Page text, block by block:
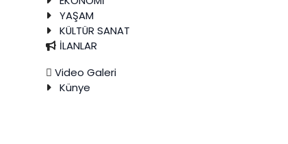
YAŞAM
KÜLTÜR SANAT
İLANLAR
Video Galeri
Künye